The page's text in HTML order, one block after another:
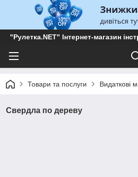
"Рулетка.NET" Інтернет-магазин
Товари та послуги Видаткові
Свердла по дереву